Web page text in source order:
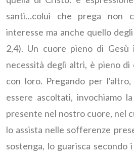
santi…colui che prega non
interesse ma anche quello
2,4). Un cuore pieno di Gesù
necessità degli altri, è pieno di
con loro. Pregando per
essere ascoltati, invochiamo
presente nel nostro cuore, nel
lo assista nelle sofferenze
sostenga, lo guarisca secondo